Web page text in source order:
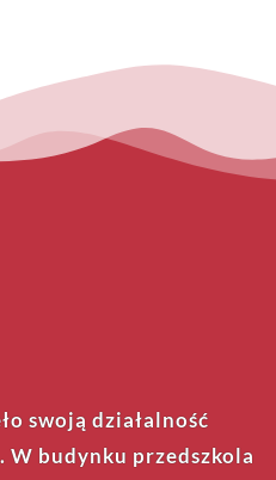
swoją działalność
W budynku przedszkola